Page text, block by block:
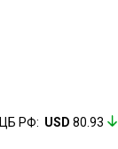
ЦБ РФ: USD 80.93